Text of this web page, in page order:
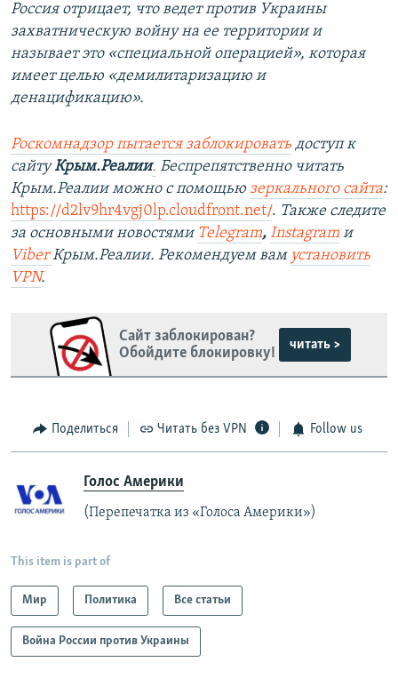
Россия отрицает, что ведет против Украины
захватническую войну на ее территории и
называет это «специальной операцией», которая
имеет целью «демилитаризацию и
денацификацию».
Роскомнадзор пытается заблокировать доступ к
сайтуКрым.Реалии. Беспрепятственно читать
Крым.Реалии можно с помощью зеркального сайта:
https://d2lv9hr4vgj0lp.cloudfront.net/. Также следите
за основными новостями Telegram, Instagram и
ViberКрым.Реалии. Рекомендуем вам установить
VPN.
Сайт заблокирован?
Обойдите блокировку!
читать >
Поделиться Читать без VPN Follow us
Голос Америки
(Перепечатка из «Голоса Америки»)
This item is part of
Мир Политика Все статьи
Война России против Украины